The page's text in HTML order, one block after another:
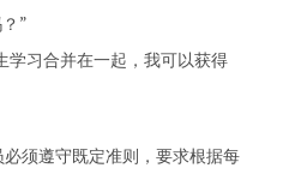
”
学习合并在一起，我可以获得
须遵守既定准则，要求根据每